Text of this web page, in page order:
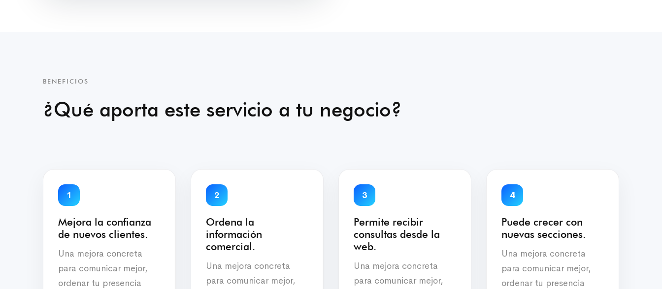
BENEFICIOS
¿Qué aporta este servicio a tu negocio?
1
Mejora la confianza
de nuevos clientes.
Una mejora concreta
para comunicar mejor,
ordenar tu presencia
2
Ordena la
información
comercial.
Una mejora concreta
para comunicar mejor,
3
Permite recibir
consultas desde la
web.
Una mejora concreta
para comunicar mejor,
4
Puede crecer con
nuevas secciones.
Una mejora concreta
para comunicar mejor,
ordenar tu presencia